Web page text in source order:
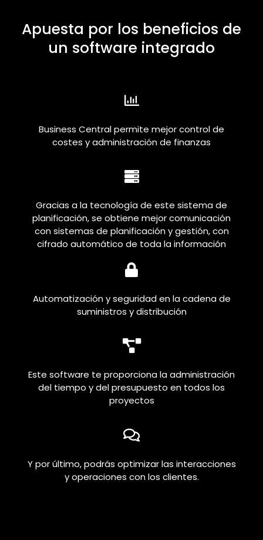
Apuesta por los beneficios de
un software integrado
Business Central permite mejor control de
costes y administración de finanzas
Gracias a la tecnología de este sistema de
planificación, se obtiene mejor comunicación
con sistemas de planificación y gestión, con
cifrado automático de toda la información
Automatización y seguridad en la cadena de
suministros y distribución
Este software te proporciona la administración
del tiempo y del presupuesto en todos los
proyectos
Y por último, podrás optimizar las interacciones
y operaciones con los clientes.